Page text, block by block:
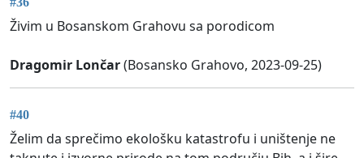
Živim u Bosanskom Grahovu sa porodicom
Dragomir Lončar(Bosansko Grahovo, 2023-09-25)
#40
Želim da sprečimo ekološku katastrofu i uništenje ne